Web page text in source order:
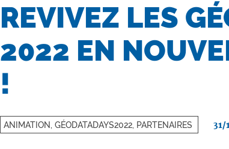
REVIVEZ LES
2022 EN
!
ANIMATION, GÉODATADAYS2022, PARTENAIRES